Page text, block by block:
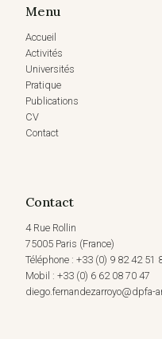
Menu
Accueil
Activités
Universités
Pratique
Publications
CV
Contact
Contact
4 Rue Rollin
75005 Paris (France)
Téléphone : +33 (0) 9 82 42 51
Mobil : +33 (0) 6 62 08 70 47
diego.fernandezarroyo@dpfa-